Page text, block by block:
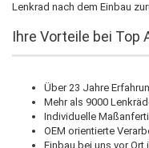
Lenkrad nach dem Einbau
Ihre Vorteile bei Top
Über 23 Jahre
Mehr als 9000
Individuelle
OEM orientierte
Einbau bei uns vor Ort